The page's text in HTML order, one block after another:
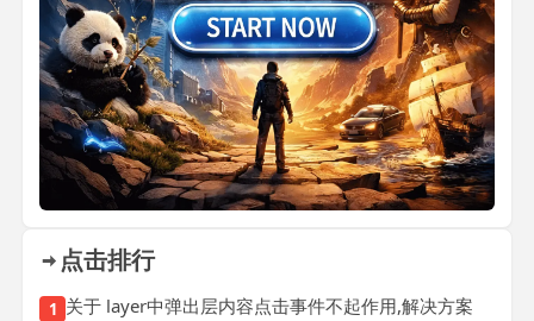
点击排行
1 关于 layer中弹出层内容点击事件不起作用,解决方案